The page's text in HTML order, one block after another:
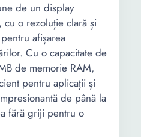
de un display
o rezoluție clară și
afișarea
Cu o capacitate de
de memorie RAM,
pentru aplicații și
de până la
fără griji pentru o